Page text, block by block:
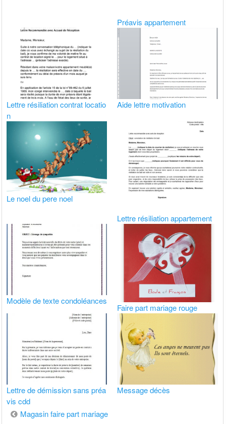
Préavis appartement
Lettre résiliation contrat locatio
n
Aide lettre motivation
Le noel du pere noel
Lettre résiliation appartement
Modèle de texte condoléances
Faire part mariage rouge
Lettre de démission sans préa
vis cdd
Message décès
Navigation
Magasin faire part mariage